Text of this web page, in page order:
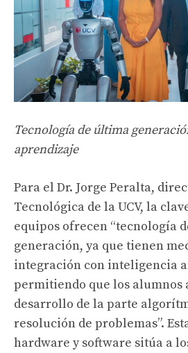
Tecnología de última
aprendizaje
Para el Dr. Jorge Peralta,
Tecnológica de la UCV, la
equipos ofrecen “tecnología
generación, ya que tienen
integración con inteligencia
permitiendo que los alumnos
desarrollo de la parte
resolución de problemas”.
hardware y software sitúa a